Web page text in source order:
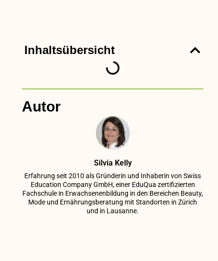
Inhaltsübersicht
Autor
Silvia Kelly
Erfahrung seit 2010 als Gründerin und Inhaberin von Swiss
Education Company GmbH, einer EduQua zertifizierten
Fachschule in Erwachsenenbildung in den Bereichen Beauty,
Mode und Ernährungsberatung mit Standorten in Zürich
und in Lausanne.